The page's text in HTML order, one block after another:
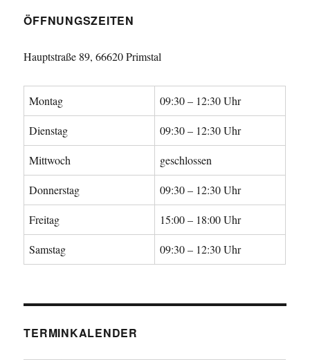
ÖFFNUNGSZEITEN
Hauptstraße 89, 66620 Primstal
Montag 09:30 – 12:30 Uhr
Dienstag 09:30 – 12:30 Uhr
Mittwoch geschlossen
Donnerstag 09:30 – 12:30 Uhr
Freitag 15:00 – 18:00 Uhr
Samstag 09:30 – 12:30 Uhr
TERMINKALENDER